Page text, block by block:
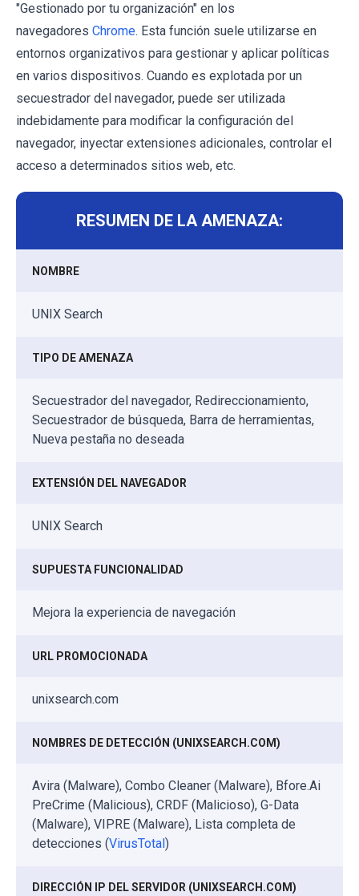
"Gestionado por tu organización" en los
navegadores Chrome. Esta función suele utilizarse en
entornos organizativos para gestionar y aplicar políticas
en varios dispositivos. Cuando es explotada por un
secuestrador del navegador, puede ser utilizada
indebidamente para modificar la configuración del
navegador, inyectar extensiones adicionales, controlar el
acceso a determinados sitios web, etc.
RESUMEN DE LA AMENAZA:
NOMBRE
UNIX Search
TIPO DE AMENAZA
Secuestrador del navegador, Redireccionamiento,
Secuestrador de búsqueda, Barra de herramientas,
Nueva pestaña no deseada
EXTENSIÓN DEL NAVEGADOR
UNIX Search
SUPUESTA FUNCIONALIDAD
Mejora la experiencia de navegación
URL PROMOCIONADA
unixsearch.com
NOMBRES DE DETECCIÓN (UNIXSEARCH.COM)
Avira (Malware), Combo Cleaner (Malware), Bfore.Ai
PreCrime (Malicious), CRDF (Malicioso), G-Data
(Malware), VIPRE (Malware), Lista completa de
detecciones (VirusTotal )
DIRECCIÓN IP DEL SERVIDOR (UNIXSEARCH.COM)